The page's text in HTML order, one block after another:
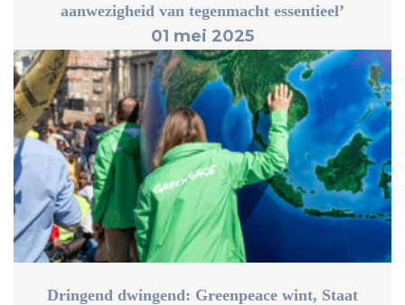
aanwezigheid van tegenmacht essentieel’
01 mei 2025
Dringend dwingend: Greenpeace wint, Staat